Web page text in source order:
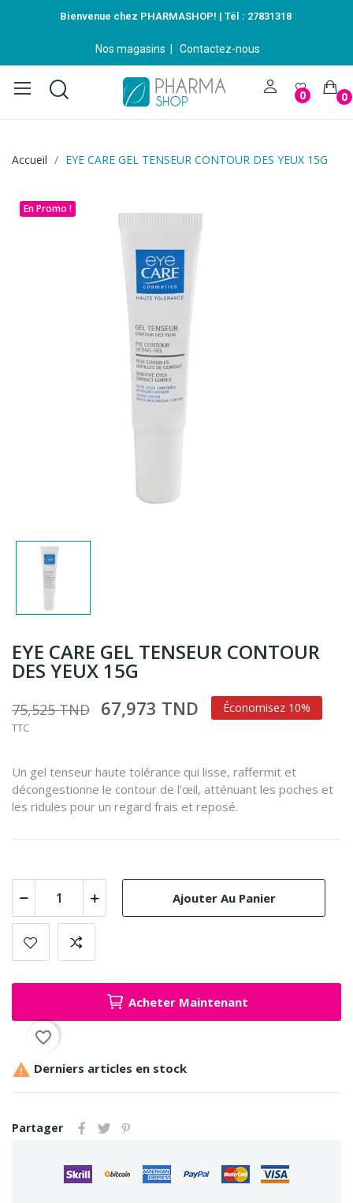
Bienvenue chez PHARMASHOP! | Tél : 27831318
Nos magasins Contactez-nous
0 0
Accueil EYE CARE GEL TENSEUR CONTOUR DES YEUX 15G
En Promo !
EYE CARE GEL TENSEUR CONTOUR
DES YEUX 15G
75,525 TND 67,973 TND Économisez 10%
TTC
Un gel tenseur haute tolérance qui lisse, raffermit et
décongestionne le contour de l'œil, atténuant les poches et
les ridules pour un regard frais et reposé.
Ajouter Au Panier
Acheter Maintenant
favorite_border
 Derniers articles en stock
Partager